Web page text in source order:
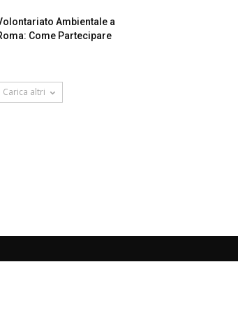
Ambientale a
Come Partecipare
Carica altri